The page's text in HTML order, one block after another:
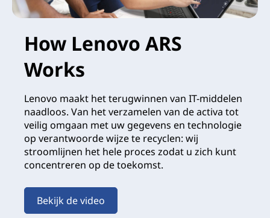
How Lenovo ARS
Works
Lenovo maakt het terugwinnen van IT-middelen
naadloos. Van het verzamelen van de activa tot
veilig omgaan met uw gegevens en technologie
op verantwoorde wijze te recyclen: wij
stroomlijnen het hele proces zodat u zich kunt
concentreren op de toekomst.
Bekijk de video